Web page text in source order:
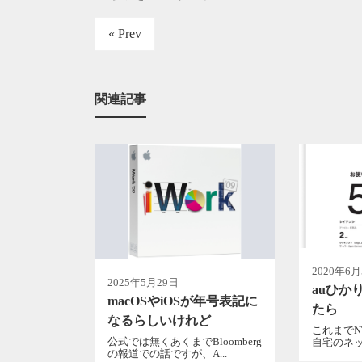
« Prev
関連記事
2025年5月29日
macOSやiOSが年号表記に
なるらしいけれど
公式では無くあくまでBloomberg
の報道での話ですが、A...
2020年6
auひか
たら
これまで
自宅のネ